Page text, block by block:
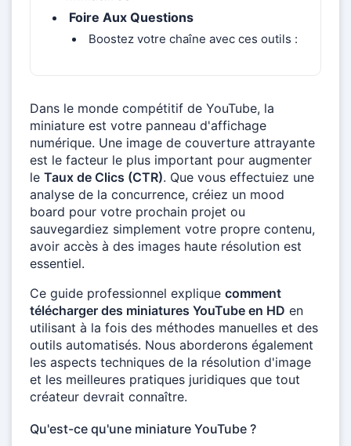
Foire Aux Questions
Boostez votre chaîne avec ces outils :
Dans le monde compétitif de YouTube, la
miniature est votre panneau d'affichage
numérique. Une image de couverture attrayante
est le facteur le plus important pour augmenter
le Taux de Clics (CTR). Que vous effectuiez une
analyse de la concurrence, créiez un mood
board pour votre prochain projet ou
sauvegardiez simplement votre propre contenu,
avoir accès à des images haute résolution est
essentiel.
Ce guide professionnel explique comment
télécharger des miniatures YouTube en HD en
utilisant à la fois des méthodes manuelles et des
outils automatisés. Nous aborderons également
les aspects techniques de la résolution d'image
et les meilleures pratiques juridiques que tout
créateur devrait connaître.
Qu'est-ce qu'une miniature YouTube ?